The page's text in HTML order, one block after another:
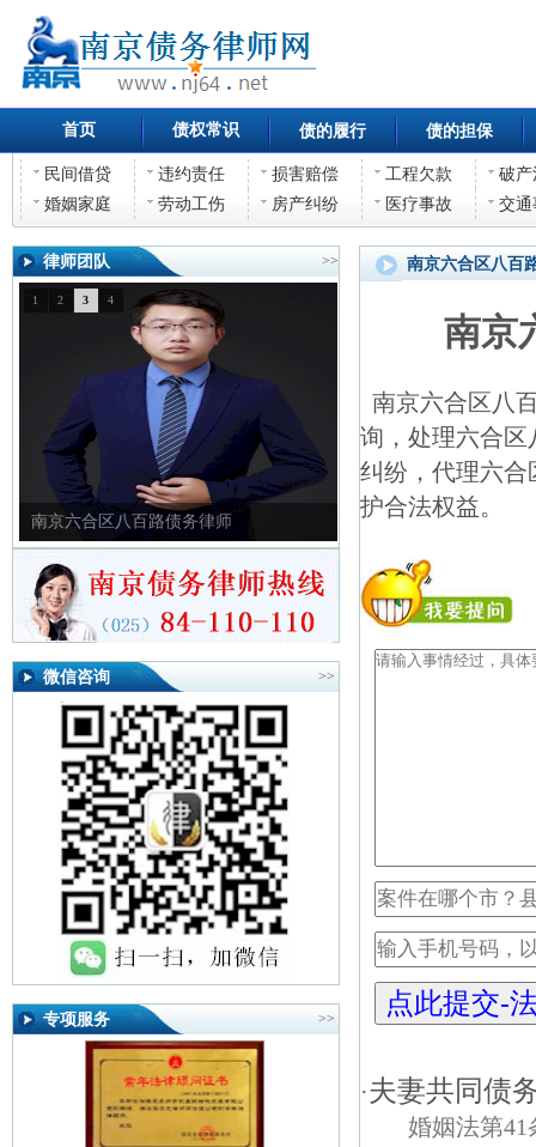
首页 债权常识 债的履行 债的担保
民间借贷 违约责任 损害赔偿 工程欠款
破产
婚姻家庭
劳动工伤 房产纠纷 医疗事故 交通
律师团队 >>
南京六合区八百路债务律师
1 2 3 4
微信咨询 >>
专项服务 >>
南京六合区八百
南京
南京六合区八
询，处理六合区
纠纷，代理六合
护合法权益。
·夫妻共同债
婚姻法第41